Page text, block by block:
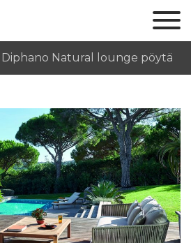
Diphano Natural lounge pöytä